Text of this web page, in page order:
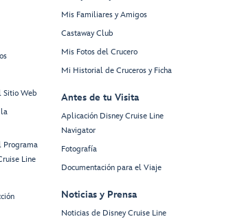
Sitio Web
la
Programa
Line
Mis Familiares y Amigos
Castaway Club
Mis Fotos del Crucero
Mi Historial de Cruceros y Ficha
Antes de tu Visita
Aplicación Disney Cruise Line
Navigator
Fotografía
Documentación para el Viaje
Noticias y Prensa
Noticias de Disney Cruise Line